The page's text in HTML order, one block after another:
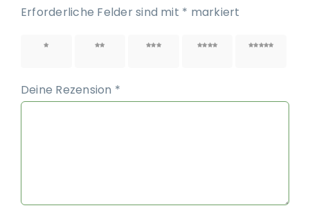
Erforderliche Felder sind mit * markiert
1 von 2 von 3 von 4 von 5 von
Deine Rezension *